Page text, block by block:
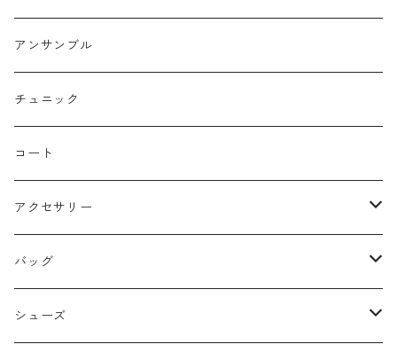
コクーン/バレル/カーブ
ストレート
チェック
リバーシブル
バルーン
サロペット オールインワン
アンサンブル
チュニック
コート
アクセサリー
ネックレス
バングル
バッグ
本革
シューズ